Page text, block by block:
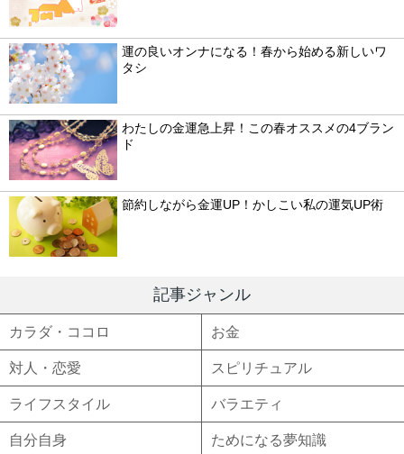
運の良いオンナになる！春から始める新しいワ
タシ
わたしの金運急上昇！この春オススメの4ブラン
ド
節約しながら金運UP！かしこい私の運気UP術
記事ジャンル
カラダ・ココロ お金
対人・恋愛 スピリチュアル
ライフスタイル バラエティ
自分自身 ためになる夢知識